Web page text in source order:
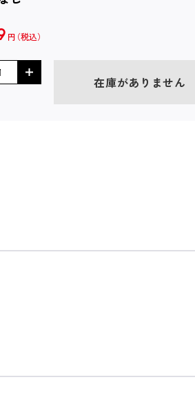
円
在庫がありません